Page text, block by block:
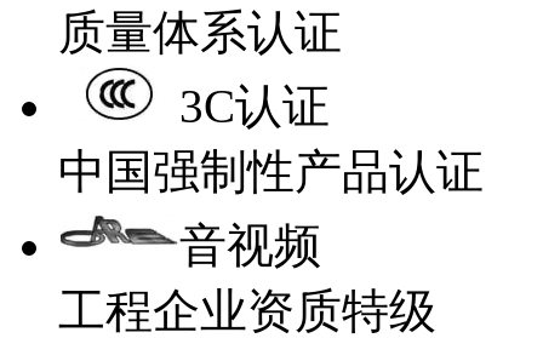
质量体系认证
3C认证
中国强制性产品认证
音视频
工程企业资质特级